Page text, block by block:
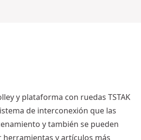
y plataforma con ruedas TSTAK
de interconexión que las
y también se pueden
y artículos más